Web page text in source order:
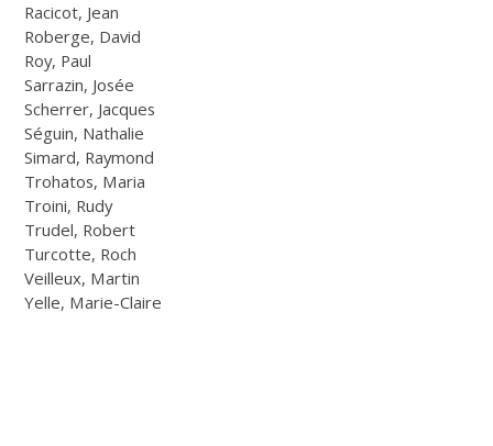
Racicot, Jean
Roberge, David
Roy, Paul
Sarrazin, Josée
Scherrer, Jacques
Séguin, Nathalie
Simard, Raymond
Trohatos, Maria
Troini, Rudy
Trudel, Robert
Turcotte, Roch
Veilleux, Martin
Yelle, Marie-Claire